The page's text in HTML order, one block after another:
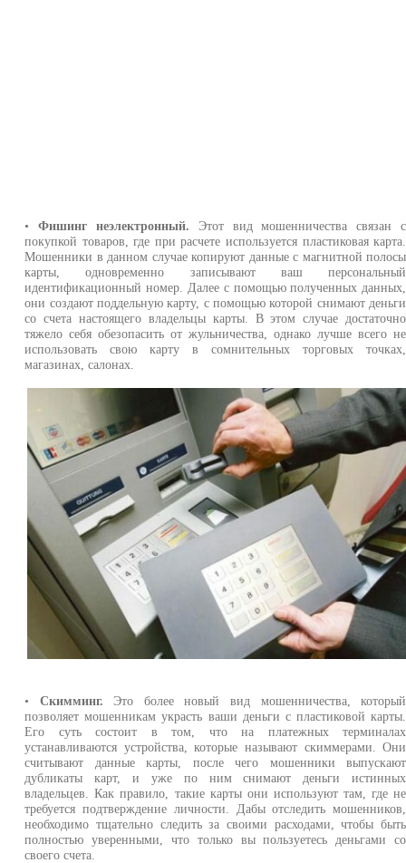
•Фишинг неэлектронный. Этот вид мошенничества связан с
покупкой товаров, где при расчете используется пластиковая карта.
Мошенники в данном случае копируют данные с магнитной полосы
карты, одновременно записывают ваш персональный
идентификационный номер. Далее с помощью полученных данных,
они создают поддельную карту, с помощью которой снимают деньги
со счета настоящего владельцы карты. В этом случае достаточно
тяжело себя обезопасить от жульничества, однако лучше всего не
использовать свою карту в сомнительных торговых точках,
магазинах, салонах.
• Скимминг. Это более новый вид мошенничества, который
позволяет мошенникам украсть ваши деньги с пластиковой карты.
Его суть состоит в том, что на платежных терминалах
устанавливаются устройства, которые называют скиммерами. Они
считывают данные карты, после чего мошенники выпускают
дубликаты карт, и уже по ним снимают деньги истинных
владельцев. Как правило, такие карты они используют там, где не
требуется подтверждение личности. Дабы отследить мошенников,
необходимо тщательно следить за своими расходами, чтобы быть
полностью уверенными, что только вы пользуетесь деньгами со
своего счета.